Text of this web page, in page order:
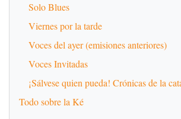
Solo Blues
Viernes por la tarde
Voces del ayer (emisiones anteriores)
Voces Invitadas
¡Sálvese quien pueda! Crónicas de la
Todo sobre la Ké